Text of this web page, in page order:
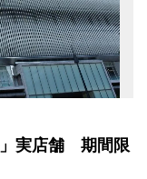
」実店舗 期間限